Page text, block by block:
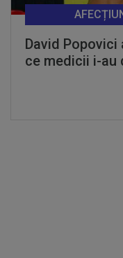
David
ce medicii i-au